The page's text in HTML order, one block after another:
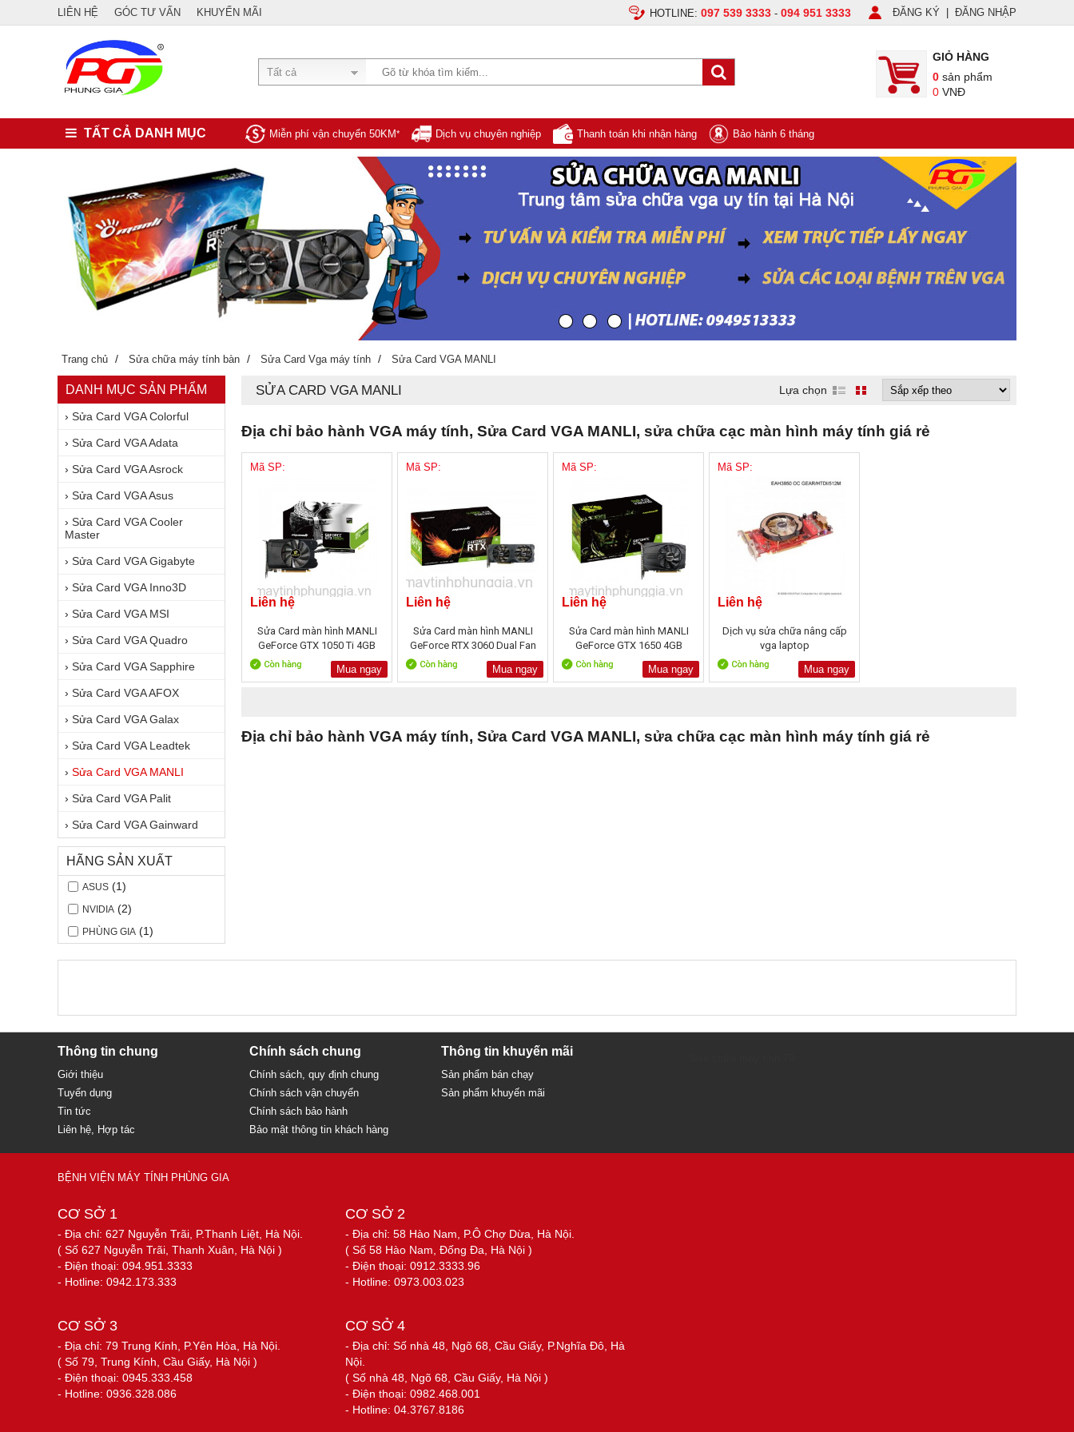
LIÊN HỆ GÓC TƯ VẤN KHUYẾN MÃI HOTLINE: 097 539 3333 - 094 951 3333 ĐĂNG KÝ ĐĂNG NHẬP
Tất cả
GIỎ HÀNG
0 sản phẩm
0 VNĐ
TẤT CẢ DANH MỤC Miễn phí vận chuyển 50KM* Dịch vụ chuyên nghiệp Thanh toán khi nhận hàng Bảo hành 6 tháng
Trang chủ / Sửa chữa máy tính bàn / Sửa Card Vga máy tính / Sửa Card VGA MANLI
DANH MỤC SẢN PHẨM
› Sửa Card VGA Colorful
› Sửa Card VGA Adata
› Sửa Card VGA Asrock
› Sửa Card VGA Asus
› Sửa Card VGA Cooler
Master
› Sửa Card VGA Gigabyte
› Sửa Card VGA Inno3D
› Sửa Card VGA MSI
› Sửa Card VGA Quadro
› Sửa Card VGA Sapphire
› Sửa Card VGA AFOX
› Sửa Card VGA Galax
› Sửa Card VGA Leadtek
› Sửa Card VGA MANLI
› Sửa Card VGA Palit
› Sửa Card VGA Gainward
HÃNG SẢN XUẤT
ASUS (1)
NVIDIA (2)
PHÙNG GIA (1)
SỬA CARD VGA MANLI Lựa chọn
Địa chỉ bảo hành VGA máy tính, Sửa Card VGA MANLI, sửa chữa cạc màn hình máy tính giá rẻ
Mã SP:
Liên hệ
Sửa Card màn hình MANLI
GeForce GTX 1050 Ti 4GB
Mua ngay
Mã SP:
Liên hệ
Sửa Card màn hình MANLI
GeForce RTX 3060 Dual Fan
Mua ngay
Mã SP:
Liên hệ
Sửa Card màn hình MANLI
GeForce GTX 1650 4GB
GDDR6
Mua ngay
Mã SP:
Liên hệ
Dịch vụ sửa chữa nâng cấp
vga laptop
Mua ngay
Địa chỉ bảo hành VGA máy tính, Sửa Card VGA MANLI, sửa chữa cạc màn hình máy tính giá rẻ
Thông tin chung
Giới thiệu
Tuyển dụng
Tin tức
Liên hệ, Hợp tác
Chính sách chung
Chính sách, quy định chung
Chính sách vận chuyển
Chính sách bảo hành
Bảo mật thông tin khách hàng
Thông tin khuyến mãi
Sản phẩm bán chạy
Sản phẩm khuyến mãi
BỆNH VIỆN MÁY TÍNH PHÙNG GIA
CƠ SỞ 1
- Địa chỉ: 627 Nguyễn Trãi, P.Thanh Liệt, Hà Nội.
( Số 627 Nguyễn Trãi, Thanh Xuân, Hà Nội )
- Điện thoại: 094.951.3333
- Hotline: 0942.173.333
CƠ SỞ 2
- Địa chỉ: 58 Hào Nam, P.Ô Chợ Dừa, Hà Nội.
( Số 58 Hào Nam, Đống Đa, Hà Nội )
- Điện thoại: 0912.3333.96
- Hotline: 0973.003.023
CƠ SỞ 3
- Địa chỉ: 79 Trung Kính, P.Yên Hòa, Hà Nội.
( Số 79, Trung Kính, Cầu Giấy, Hà Nội )
- Điện thoại: 0945.333.458
- Hotline: 0936.328.086
CƠ SỞ 4
- Địa chỉ: Số nhà 48, Ngõ 68, Cầu Giấy, P.Nghĩa Đô, Hà
Nội.
( Số nhà 48, Ngõ 68, Cầu Giấy, Hà Nội )
- Điện thoại: 0982.468.001
- Hotline: 04.3767.8186